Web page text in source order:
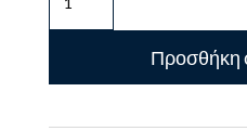
SCOTCH
STIC
8g
Προσθήκη